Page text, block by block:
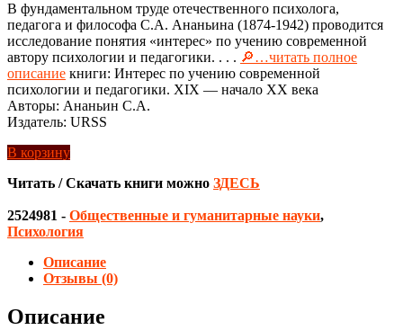
В фундаментальном труде отечественного психолога,
педагога и философа С.А. Ананьина (1874-1942) проводится
исследование понятия «интерес» по учению современной
автору психологии и педагогики. . . . 🔎…читать полное
описание книги: Интерес по учению современной
психологии и педагогики. XIX — начало XX века
Авторы: Ананьин С.А.
Издатель: URSS
В корзину
Читать / Скачать книги можно ЗДЕСЬ
2524981 - Общественные и гуманитарные науки,
Психология
Описание
Отзывы (0)
Описание